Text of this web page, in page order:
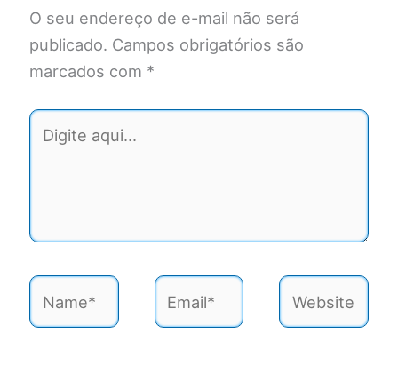
O seu endereço de e-mail não será
publicado. Campos obrigatórios são
marcados com *
Digite
aqui...
Name* Email* Website